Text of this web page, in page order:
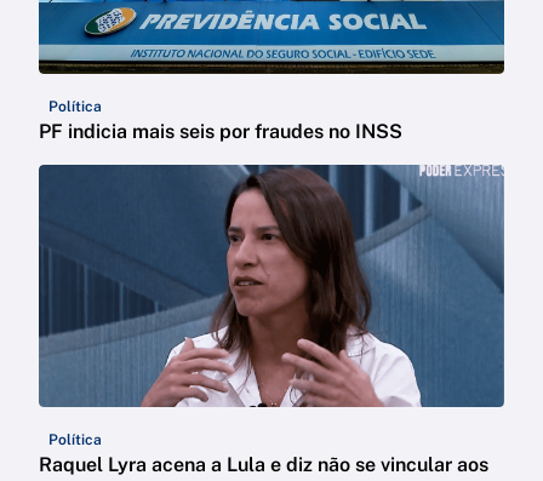
Política
PF indicia mais seis por fraudes no INSS
Política
Raquel Lyra acena a Lula e diz não se vincular aos